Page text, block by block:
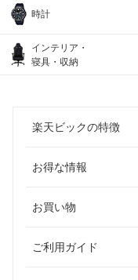
時計
インテリア・
寝具・収納
楽天ビックの特徴
お得な情報
お買い物
ご利用ガイド